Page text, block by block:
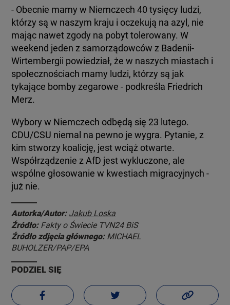
- Obecnie mamy w Niemczech 40 tysięcy ludzi,
którzy są w naszym kraju i oczekują na azyl, nie
mając nawet zgody na pobyt tolerowany. W
weekend jeden z samorządowców z Badenii-
Wirtembergii powiedział, że w naszych miastach i
społecznościach mamy ludzi, którzy są jak
tykające bomby zegarowe - podkreśla Friedrich
Merz.
Wybory w Niemczech odbędą się 23 lutego.
CDU/CSU niemal na pewno je wygra. Pytanie, z
kim stworzy koalicję, jest wciąż otwarte.
Współrządzenie z AfD jest wykluczone, ale
wspólne głosowanie w kwestiach migracyjnych -
już nie.
Autorka/Autor: Jakub Loska
Źródło: Fakty o Świecie TVN24 BiS
Źródło zdjęcia głównego: MICHAEL
BUHOLZER/PAP/EPA
PODZIEL SIĘ